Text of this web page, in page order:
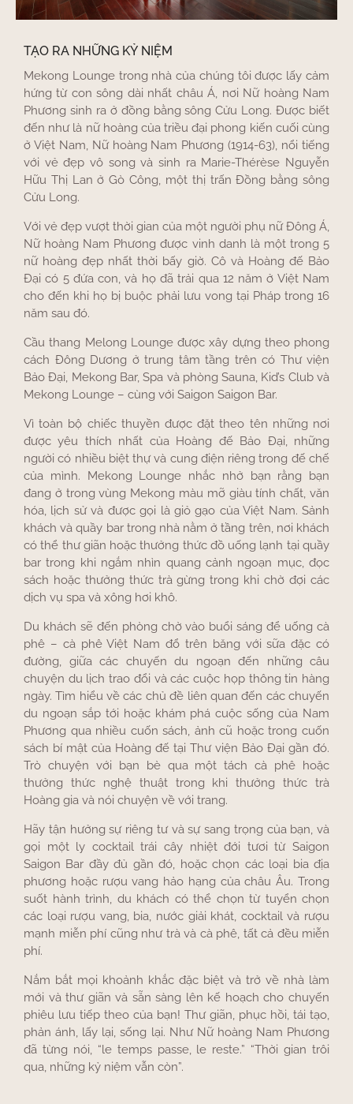
TẠO RA NHỮNG KỶ NIỆM
Mekong Lounge trong nhà của chúng tôi được lấy cảm
hứng từ con sông dài nhất châu Á, nơi Nữ hoàng Nam
Phương sinh ra ở đồng bằng sông Cửu Long. Được biết
đến như là nữ hoàng của triều đại phong kiến ​​cuối cùng
ở Việt Nam, Nữ hoàng Nam Phương (1914-63), nổi tiếng
với vẻ đẹp vô song và sinh ra Marie-Thérèse Nguyễn
Hữu Thị Lan ở Gò Công, một thị trấn Đồng bằng sông
Cửu Long.
Với vẻ đẹp vượt thời gian của một người phụ nữ Đông Á,
Nữ hoàng Nam Phương được vinh danh là một trong 5
nữ hoàng đẹp nhất thời bấy giờ. Cô và Hoàng đế Bảo
Đại có 5 đứa con, và họ đã trải qua 12 năm ở Việt Nam
cho đến khi họ bị buộc phải lưu vong tại Pháp trong 16
năm sau đó.
Cầu thang Melong Lounge được xây dựng theo phong
cách Đông Dương ở trung tâm tầng trên có Thư viện
Bảo Đại, Mekong Bar, Spa và phòng Sauna, Kid’s Club và
Mekong Lounge – cùng với Saigon Saigon Bar.
Vì toàn bộ chiếc thuyền được đặt theo tên những nơi
được yêu thích nhất của Hoàng đế Bảo Đại, những
người có nhiều biệt thự và cung điện riêng trong đế chế
của mình. Mekong Lounge nhắc nhở bạn rằng bạn
đang ở trong vùng Mekong màu mỡ giàu tính chất, văn
hóa, lịch sử và được gọi là giỏ gạo của Việt Nam. Sảnh
khách và quầy bar trong nhà nằm ở tầng trên, nơi khách
có thể thư giãn hoặc thưởng thức đồ uống lạnh tại quầy
bar trong khi ngắm nhìn quang cảnh ngoạn mục, đọc
sách hoặc thưởng thức trà gừng trong khi chờ đợi các
dịch vụ spa và xông hơi khô.
Du khách sẽ đến phòng chờ vào buổi sáng để uống cà
phê – cà phê Việt Nam đổ trên băng với sữa đặc có
đường, giữa các chuyến du ngoạn đến những câu
chuyện du lịch trao đổi và các cuộc họp thông tin hàng
ngày. Tìm hiểu về các chủ đề liên quan đến các chuyến
du ngoạn sắp tới hoặc khám phá cuộc sống của Nam
Phương qua nhiều cuốn sách, ảnh cũ hoặc trong cuốn
sách bí mật của Hoàng đế tại Thư viện Bảo Đại gần đó.
Trò chuyện với bạn bè qua một tách cà phê hoặc
thưởng thức nghệ thuật trong khi thưởng thức trà
Hoàng gia và nói chuyện về với trang.
Hãy tận hưởng sự riêng tư và sự sang trọng của bạn, và
gọi một ly cocktail trái cây nhiệt đới tươi từ Saigon
Saigon Bar đầy đủ gần đó, hoặc chọn các loại bia địa
phương hoặc rượu vang hảo hạng của châu Âu. Trong
suốt hành trình, du khách có thể chọn từ tuyển chọn
các loại rượu vang, bia, nước giải khát, cocktail và rượu
mạnh miễn phí cũng như trà và cà phê, tất cả đều miễn
phí.
Nắm bắt mọi khoảnh khắc đặc biệt và trở về nhà làm
mới và thư giãn và sẵn sàng lên kế hoạch cho chuyến
phiêu lưu tiếp theo của bạn! Thư giãn, phục hồi, tái tạo,
phản ánh, lấy lại, sống lại. Như Nữ hoàng Nam Phương
đã từng nói, “le temps passe, le reste.” “Thời gian trôi
qua, những kỷ niệm vẫn còn”.